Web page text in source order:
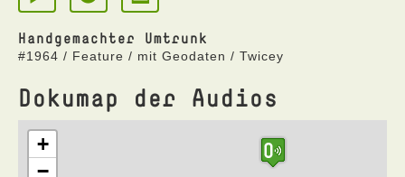
Handgemachter Umtrunk
#1964 / Feature / mit Geodaten / Twicey
Dokumap der Audios